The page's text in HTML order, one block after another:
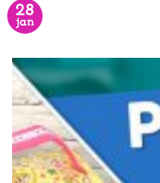
28
jan